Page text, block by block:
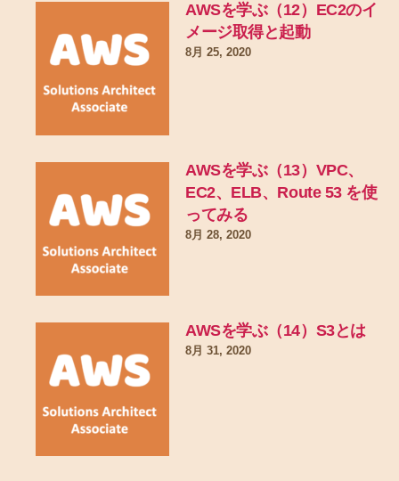
AWSを学ぶ（12）EC2のイ
メージ取得と起動
8月 25, 2020
AWSを学ぶ（13）VPC、
EC2、ELB、Route 53 を使
ってみる
8月 28, 2020
AWSを学ぶ（14）S3とは
8月 31, 2020